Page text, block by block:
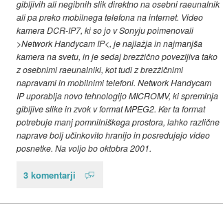
gibljivih ali negibnih slik direktno na osebni raeunalnik
ali pa preko mobilnega telefona na internet. Video
kamera DCR-IP7, ki so jo v Sonyju poimenovali
>Network Handycam IP<, je najlažja in najmanjša
kamera na svetu, in je sedaj brezžično povezljiva tako
z osebnimi raeunalniki, kot tudi z brezžičnimi
napravami in mobilnimi telefoni. Network Handycam
IP uporablja novo tehnologijo MICROMV, ki spreminja
gibljive slike in zvok v format MPEG2. Ker ta format
potrebuje manj pomnilniškega prostora, lahko različne
naprave bolj učinkovito hranijo in posredujejo video
posnetke. Na voljo bo oktobra 2001.
3 komentarji